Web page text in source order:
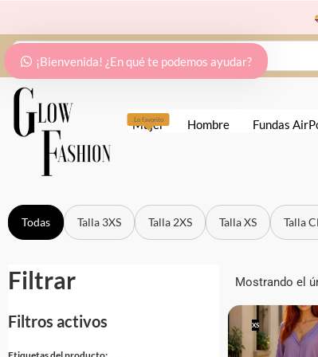
al
contenido
Search
Lo favorito
Mujer Hombre Fundas
Todas Talla 3XS Talla 2XS Talla XS Talla
Filtrar
Filtros activos
Mostrando el
XS
¡Bienvenida! ¿En qué te podemos ayudar?